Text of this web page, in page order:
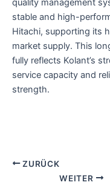
quality management
stable and high-
Hitachi, supporting its
market supply. This
fully reflects Kolant’s
service capacity and
strength.
ZURÜCK
WEITER